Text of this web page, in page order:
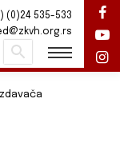
(0)24 535-533
Pretraži